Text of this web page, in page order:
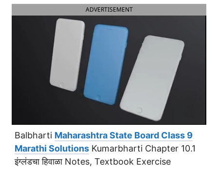
ADVERTISEMENT
Balbharti Maharashtra State Board Class 9
Marathi Solutions Kumarbharti Chapter 10.1
इंग्लंडचा हिवाळा Notes, Textbook Exercise